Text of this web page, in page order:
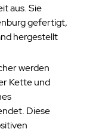
aus. Sie
gefertigt,
hergestellt
werden
Kette und
Diese